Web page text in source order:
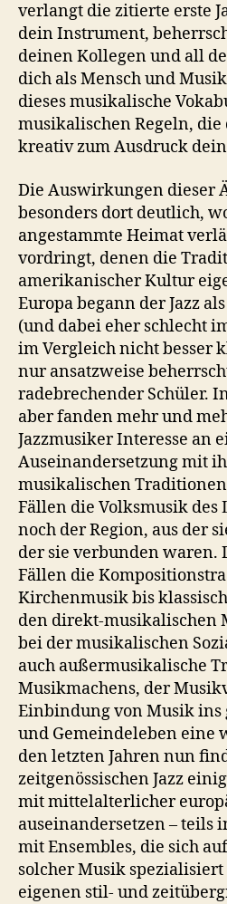
verlangt die zitierte erste
dein Instrument,
deinen Kollegen und all
dich als Mensch und
dieses musikalische
musikalischen Regeln, die
kreativ zum Ausdruck
Die Auswirkungen dieser
besonders dort deutlich,
angestammte Heimat
vordringt, denen die
amerikanischer Kultur
Europa begann der Jazz
(und dabei eher schlecht
im Vergleich nicht besser
nur ansatzweise
radebrechender Schüler.
aber fanden mehr und
Jazzmusiker Interesse an
Auseinandersetzung mit
musikalischen
Fällen die Volksmusik des
noch der Region, aus der
der sie verbunden waren.
Fällen die
Kirchenmusik bis
den direkt-musikalischen
bei der musikalischen
auch außermusikalische
Musikmachens, der
Einbindung von Musik ins
und Gemeindeleben eine
den letzten Jahren nun
zeitgenössischen Jazz
mit mittelalterlicher
auseinandersetzen – teils
mit Ensembles, die sich
solcher Musik
eigenen stil- und